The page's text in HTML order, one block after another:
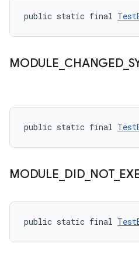
public static final
MODULE CHANGED_
public static final
MODULE DID_ NOT_
public static final